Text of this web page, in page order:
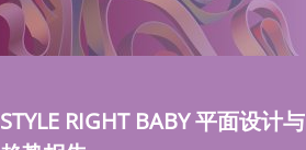
STYLE RIGHT BABY 平面设计与